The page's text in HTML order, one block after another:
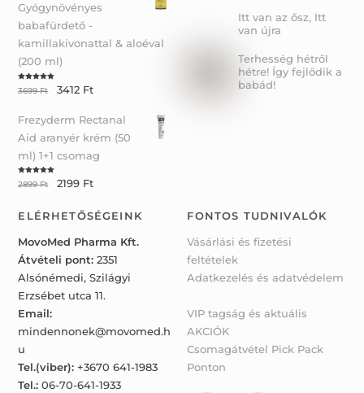
Gyógynövényes
babafürdető -
kamillakivonattal & aloéval
(200 ml)
out of 5
3699Ft 3412 Ft
Frezyderm Rectanal
Aid aranyér krém (50
ml) 1+1 csomag
Rated5.00
out of 5
2899Ft 2199 Ft
Itt van az ősz, Itt
van újra
Terhesség hétről
hétre! Így fejlődik a
babád!
ELÉRHETŐSÉGEINK
MovoMed Pharma Kft.
Átvételi pont: 2351
Alsónémedi, Szilágyi
Erzsébet utca 11.
Email:
mindennonek@movomed.h
u
Tel.(viber): +3670 641-1983
Tel.: 06-70-641-1933
FONTOS TUDNIVALÓK
Vásárlási és fizetési
feltételek
Adatkezelés és adatvédelem
VIP tagság és aktuális
AKCIÓK
Csomagátvétel Pick Pack
Ponton